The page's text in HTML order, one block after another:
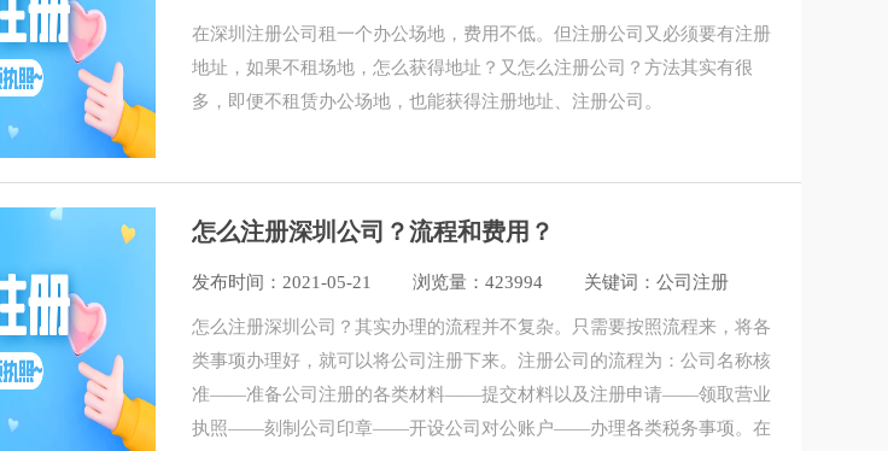
在深圳注册公司​租一个办公场地，费用不低。但注册公司又必须要有注册
地址，如果不租场地，怎么获得地址？又怎么注册公司？方法其实有很
多，即便不租赁办公场地，也能获得注册地址、注册公司。
怎么注册深圳公司？流程和费用？
发布时间：2021-05-21 浏览量：423994 关键词：公司注册
怎么注册深圳公司​？其实办理的流程并不复杂。只需要按照流程来，将各
类事项办理好，就可以将公司注册下来。注册公司的流程为：公司名称核
准——准备公司注册的各类材料——提交材料以及注册申请——领取营业
执照——刻制公司印章——开设公司对公账户——办理各类税务事项。在